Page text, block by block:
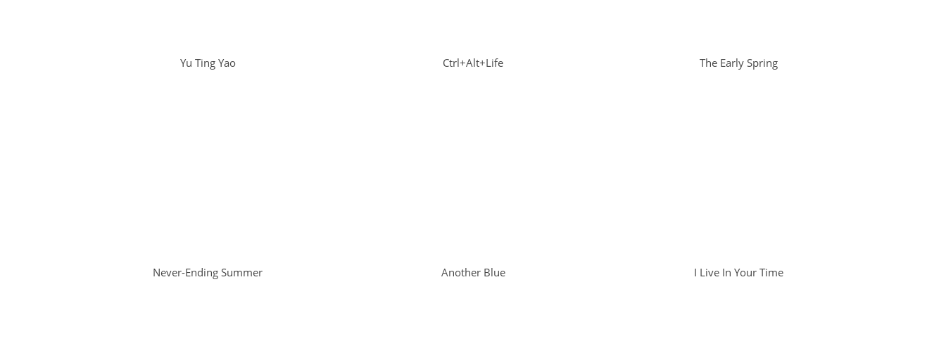
Yu Ting Yao Ctrl+Alt+Life The Early Spring
Never-Ending Summer Another Blue I Live In Your Time